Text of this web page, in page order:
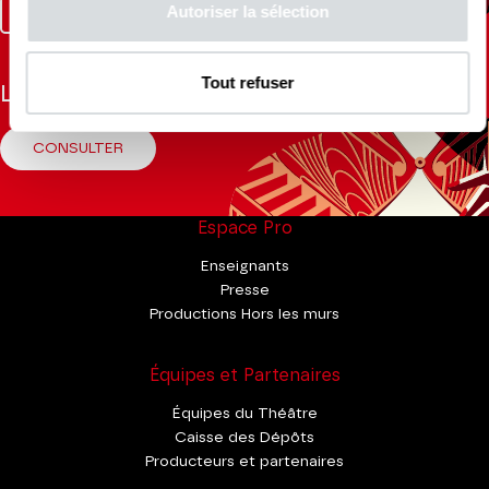
Autoriser la sélection
Tout refuser
Youtube
Linkedin
La Brochure
CONSULTER
Espace Pro
Enseignants
Presse
Productions Hors les murs
Équipes et Partenaires
Équipes du Théâtre
Caisse des Dépôts
Producteurs et partenaires